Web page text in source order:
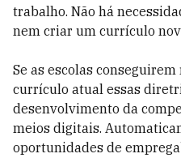
trabalho. Não há
nem criar um currículo
Se as escolas
currículo atual essas
desenvolvimento da
meios digitais.
oportunidades de